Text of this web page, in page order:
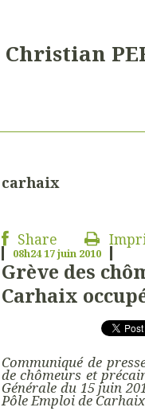
Christian
carhaix
Share
08h2417juin 2010
Grève des
Carhaix
Communiqué de
de chômeurs et
Générale du 15 juin
Pôle Emploi de Carhaix